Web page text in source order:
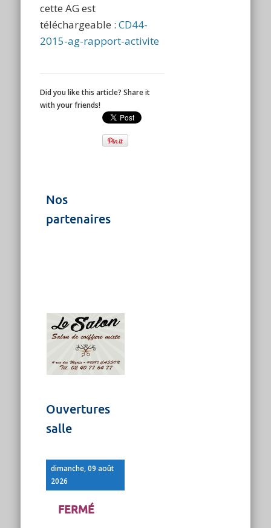
cette AG est
téléchargeable :CD44-
2015-ag-rapport-activite
Did you like this article? Share it
with your friends!
Nos
partenaires
Ouvertures
salle
dimanche, 09 août
2026
FERMÉ